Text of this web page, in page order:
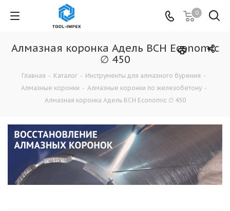
0
Алмазная коронка Адель BCH Economic
∅ 450
Главная - Каталог - Инструменты для алмазного бурения -
Алмазные коронки - Алмазные коронки по железобетону -
Алмазная коронка Адель BCH Economic ∅ 450